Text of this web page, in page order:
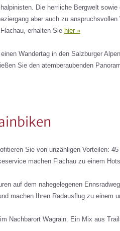
Die herrliche Bergwelt sowie
aber auch zu anspruchsvollen
erhalten Sie hier »
einen Wandertag in den Salzburger
Sie den atemberaubenden
Sie von unzähligen Vorteilen:
machen Flachau zu einem
auf dem nahegelegenen
machen Ihren Radausflug zu einem
im Nachbarort Wagrain. Ein Mix aus